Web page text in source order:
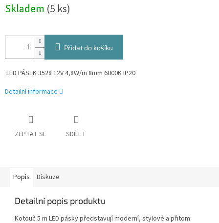
cena:
Skladem (5 ks)
Přidat do košíku
LED PÁSEK 3528 12V 4,8W/m 8mm 6000K IP20
Detailní informace
ZEPTAT SE SDÍLET
Popis Diskuze
Detailní popis produktu
Kotouč 5 m LED pásky představují moderní, stylové a přitom